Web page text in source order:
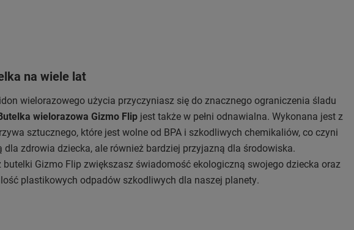
na wiele lat
wielorazowego użycia przyczyniasz się do znacznego ograniczenia śladu
wielorazowa Gizmo Flip jest także w pełni odnawialna. Wykonana jest z
sztucznego, które jest wolne od BPA i szkodliwych chemikaliów, co czyni
dla zdrowia dziecka, ale również bardziej przyjazną dla środowiska.
butelki Gizmo Flip zwiększasz świadomość ekologiczną swojego dziecka oraz
plastikowych odpadów szkodliwych dla naszej planety.